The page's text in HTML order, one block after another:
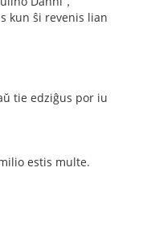
kun ŝi revenis lian
tie edziĝus por iu
estis multe.